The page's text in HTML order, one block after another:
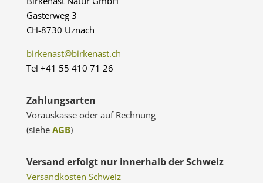
Gasterweg 3
CH-8730 Uznach
birkenast@birkenast.ch
Tel +41 55 410 71 26
Zahlungsarten
Vorauskasse oder auf Rechnung
(siehe AGB)
Versand erfolgt nur innerhalb der Schweiz
Versandkosten Schweiz